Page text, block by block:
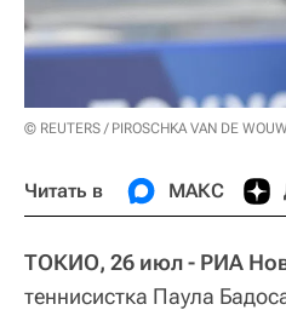
© REUTERS / PIROSCHKA VAN DE WOUW
Читать в МАКС
ТОКИО, 26 июл - РИА
теннисистка Паула